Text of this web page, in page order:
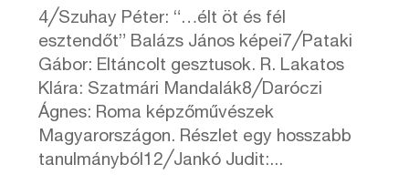
4╱Szuhay Péter: “…élt öt és fél
esztendőt” Balázs János képei7╱Pataki
Gábor: Eltáncolt gesztusok. R. Lakatos
Klára: Szatmári Mandalák8╱Daróczi
Ágnes: Roma képzőművészek
Magyarországon. Részlet egy hosszabb
tanulmányból12╱Jankó Judit:...